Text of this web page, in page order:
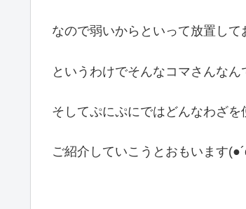
なので弱いからといって放置し
というわけでそんなコマさんな
そしてぷにぷにではどんなわざ
ご紹介していこうとおもいます